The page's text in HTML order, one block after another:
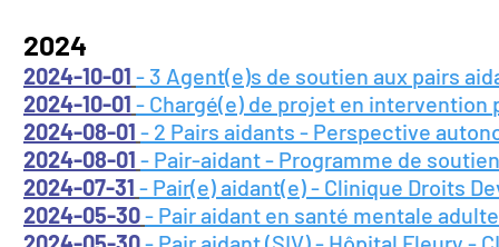
2024
2024-10-01 - 3 Agent(e)s de soutien aux pairs
2024-10-01 - Chargé(e) de projet en intervention
2024-08-01 - 2 Pairs aidants - Perspective
2024-08-01 - Pair-aidant - Programme de
2024-07-31 - Pair(e) aidant(e) - Clinique Droits
2024-05-30- Pair aidant en santé mentale